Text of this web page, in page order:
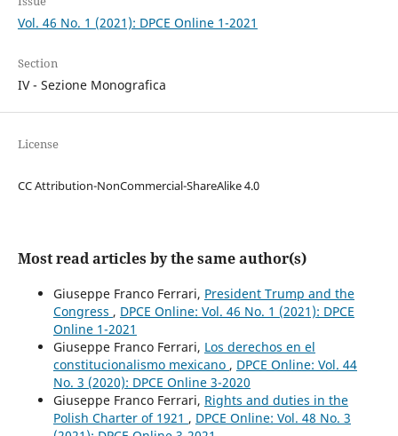
Vol. 46 No. 1 (2021): DPCE Online 1-2021
Section
IV - Sezione Monografica
License
CC Attribution-NonCommercial-ShareAlike 4.0
Most read articles by the same author(s)
Giuseppe Franco Ferrari, President Trump and the
Congress , DPCE Online: Vol. 46 No. 1 (2021): DPCE
Online 1-2021
Giuseppe Franco Ferrari, Los derechos en el
constitucionalismo mexicano , DPCE Online: Vol. 44
No. 3 (2020): DPCE Online 3-2020
Giuseppe Franco Ferrari, Rights and duties in the
Polish Charter of 1921 , DPCE Online: Vol. 48 No. 3